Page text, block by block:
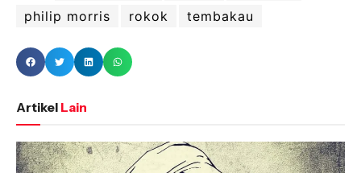
philip morris
rokok tembakau
Artikel Lain